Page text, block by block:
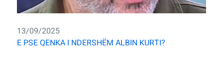
13/09/2025
E PSE QENKA I NDERSHËM ALBIN KURTI?